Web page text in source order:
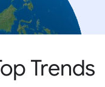
Trends